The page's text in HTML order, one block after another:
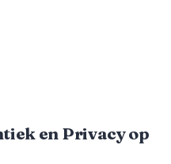
en Privacy op